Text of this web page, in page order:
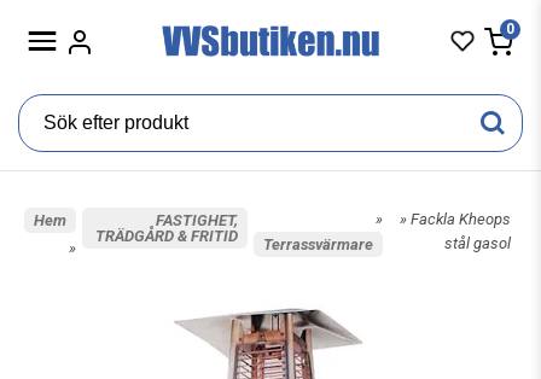
0
Hem
»
FASTIGHET,
TRÄDGÅRD & FRITID
»
Terrassvärmare
» Fackla Kheops
stål gasol